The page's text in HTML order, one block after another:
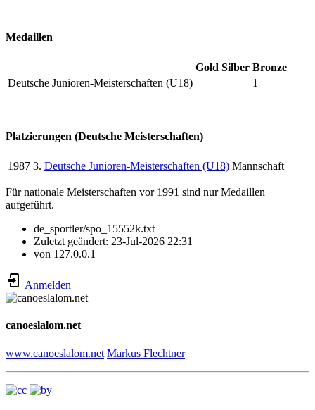
Medaillen
Gold Silber Bronze
Deutsche Junioren-Meisterschaften (U18)
1
Platzierungen (Deutsche Meisterschaften)
1987 3. Deutsche Junioren-Meisterschaften (U18) Mannschaft
Für nationale Meisterschaften vor 1991 sind nur Medaillen
aufgeführt.
de_sportler/spo_15552k.txt
Zuletzt geändert: 23-Jul-2026 22:31
von 127.0.0.1
Anmelden
canoeslalom.net
www.canoeslalom.net Markus Flechtner